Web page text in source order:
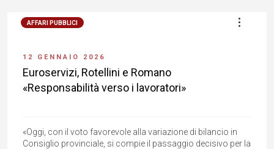
AFFARI PUBBLICI
12 GENNAIO 2026
Euroservizi, Rotellini e Romano
«Responsabilità verso i lavoratori»
«Oggi, con il voto favorevole alla variazione di bilancio in
Consiglio provinciale, si compie il passaggio decisivo per la